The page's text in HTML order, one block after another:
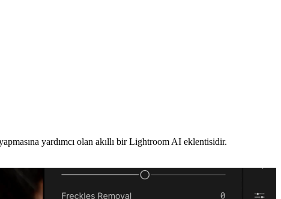
yardımcı olan akıllı bir Lightroom AI eklentisidir.